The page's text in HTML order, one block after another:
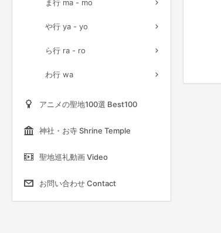
ま行 ma - mo
や行 ya - yo
ら行 ra - ro
わ行 wa
アニメの聖地100選 Best100
神社・お寺 Shrine Temple
聖地巡礼動画 Video
お問い合わせ Contact